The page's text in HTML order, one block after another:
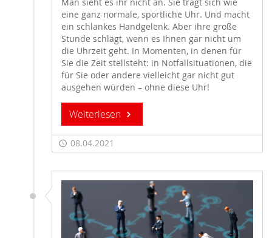
Man sieht es ihr nicht an. Sie trägt sich wie
eine ganz normale, sportliche Uhr. Und macht
ein schlankes Handgelenk. Aber ihre große
Stunde schlägt, wenn es Ihnen gar nicht um
die Uhrzeit geht. In Momenten, in denen für
Sie die Zeit stellsteht: in Notfallsituationen, die
für Sie oder andere vielleicht gar nicht gut
ausgehen würden – ohne diese Uhr!
Weiterlesen
08.04.2021